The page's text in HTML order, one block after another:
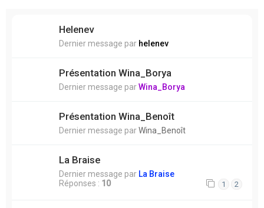
Helenev
Dernier message par helenev
Présentation Wina_Borya
Dernier message parWina_Borya
Présentation Wina_Benoît
Dernier message parWina_Benoît
La Braise
Dernier message par La Braise
Réponses : 10 1 2